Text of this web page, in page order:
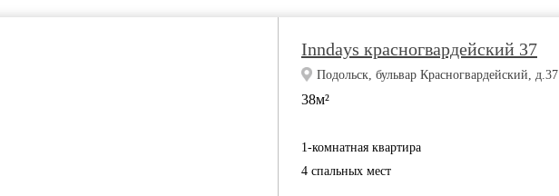
Inndays красногвардейский 37
Подольск, бульвар Красногвардейский, д.37
38м²
1-комнатная квартира
4 спальных мест